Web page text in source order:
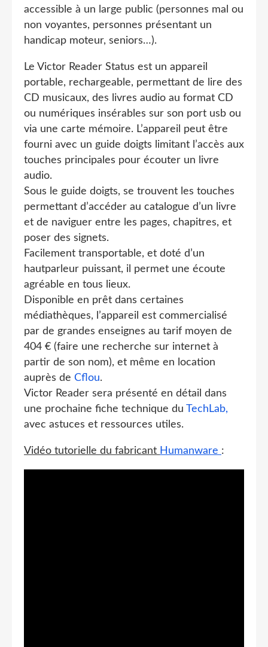
accessible à un large public (personnes mal ou
non voyantes, personnes présentant un
handicap moteur, seniors…).
Le Victor Reader Status est un appareil
portable, rechargeable, permettant de lire des
CD musicaux, des livres audio au format CD
ou numériques insérables sur son port usb ou
via une carte mémoire. L’appareil peut être
fourni avec un guide doigts limitant l’accès aux
touches principales pour écouter un livre
audio.
Sous le guide doigts, se trouvent les touches
permettant d’accéder au catalogue d’un livre
et de naviguer entre les pages, chapitres, et
poser des signets.
Facilement transportable, et doté d’un
hautparleur puissant, il permet une écoute
agréable en tous lieux.
Disponible en prêt dans certaines
médiathèques, l’appareil est commercialisé
par de grandes enseignes au tarif moyen de
404 € (faire une recherche sur internet à
partir de son nom), et même en location
auprès de Cflou.
Victor Reader sera présenté en détail dans
une prochaine fiche technique du TechLab,
avec astuces et ressources utiles.
Vidéo tutorielle du fabricant Humanware :